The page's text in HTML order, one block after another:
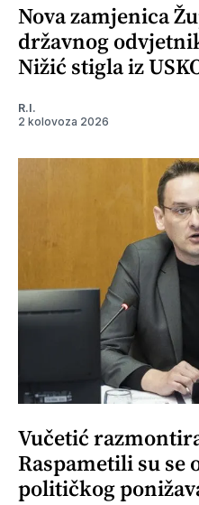
Nova zamjenica
državnog
Nižić stigla iz
R.I.
2 kolovoza 2026
Vučetić
Raspametili su se
političkog